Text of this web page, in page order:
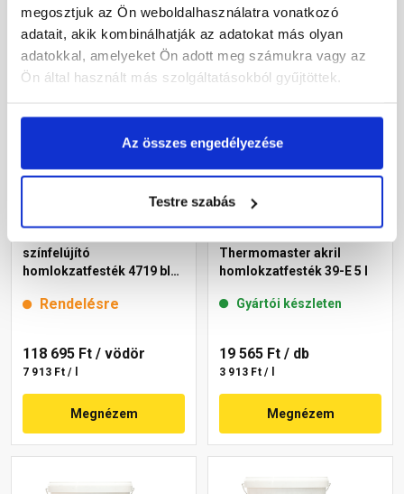
megosztjuk az Ön weboldalhasználatra vonatkozó
adatait, akik kombinálhatják az adatokat más olyan
adatokkal, amelyeket Ön adott meg számukra vagy az
Ön által használt más szolgáltatásokból gyűjtöttek.
Az összes engedélyezése
Testre szabás
Megnézem Megnézem
színfelújító
homlokzatfesték 4719 blue
Rendelésre
118 695 Ft / vödör
7 913 Ft / l
Megnézem
Thermomaster akril
homlokzatfesték 39-E 5 l
Gyártói készleten
19 565 Ft / db
3 913 Ft / l
Megnézem